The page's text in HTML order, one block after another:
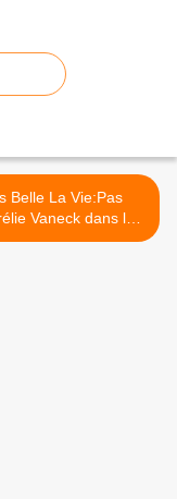
Belle La Vie:Pas
Vaneck dans la
2 de"Sous le